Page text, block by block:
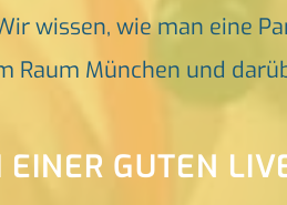
wissen, wie man eine
Raum München und
EINER GUTEN